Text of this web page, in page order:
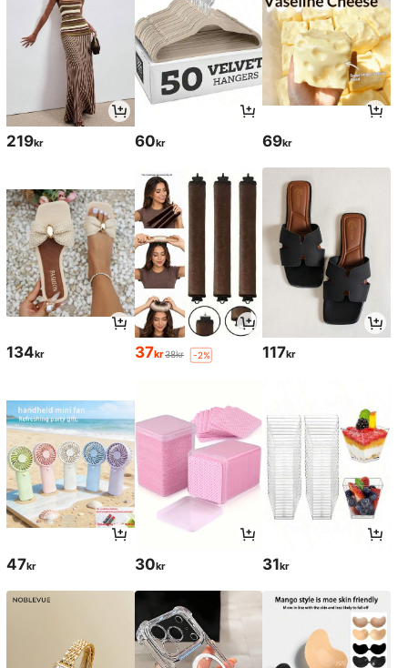
219kr 60kr 69kr
134kr 37kr38kr -2% 117kr
47kr 30kr 31kr